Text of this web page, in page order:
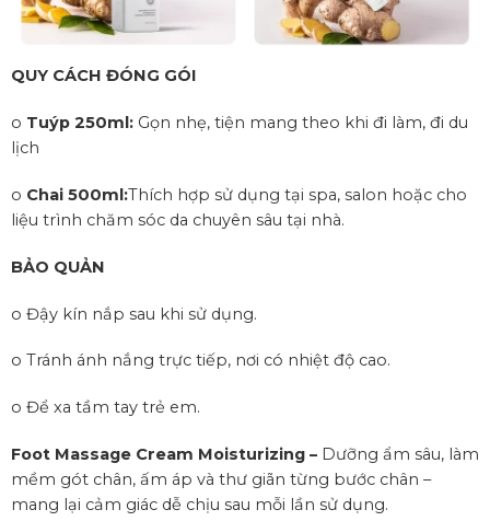
QUY CÁCH ĐÓNG GÓI
o Tuýp 250ml: Gọn nhẹ, tiện mang theo khi đi làm, đi du
lịch
o Chai 500ml:Thích hợp sử dụng tại spa, salon hoặc cho
liệu trình chăm sóc da chuyên sâu tại nhà.
BẢO QUẢN
o Đậy kín nắp sau khi sử dụng.
o Tránh ánh nắng trực tiếp, nơi có nhiệt độ cao.
o Để xa tầm tay trẻ em.
Foot Massage Cream Moisturizing – Dưỡng ẩm sâu, làm
mềm gót chân, ấm áp và thư giãn từng bước chân –
mang lại cảm giác dễ chịu sau mỗi lần sử dụng.